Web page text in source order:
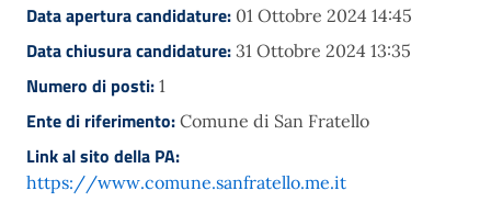
Data apertura candidature: 01 Ottobre 2024 14:45
Data chiusura candidature: 31 Ottobre 2024 13:35
Numero di posti: 1
Ente di riferimento: Comune di San Fratello
Link al sito della PA:
https://www.comune.sanfratello.me.it